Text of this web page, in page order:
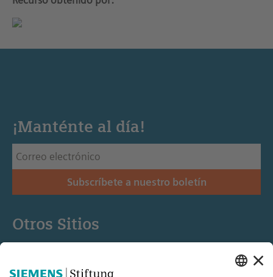
¡Manténte al día!
Subscríbete a nuestro boletín
Otros Sitios